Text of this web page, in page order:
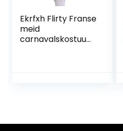
Ekrfxh Flirty Franse
meid
carnavalskostuum